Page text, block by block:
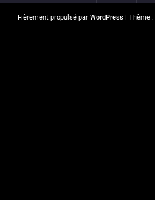
Fièrement propulsé par WordPress| Thème :